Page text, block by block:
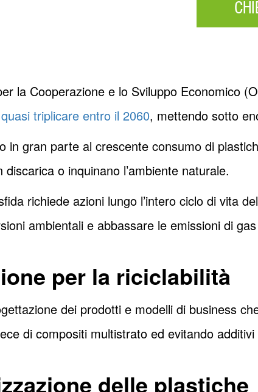
la Cooperazione e lo Sviluppo Economico
triplicare entro il 2060, mettendo sotto
in gran parte al crescente consumo di
o inquinano l’ambiente naturale.
richiede azioni lungo l’intero ciclo di vita
ambientali e abbassare le emissioni di
per la riciclabilità
dei prodotti e modelli di business
di compositi multistrato ed evitando
delle plastiche